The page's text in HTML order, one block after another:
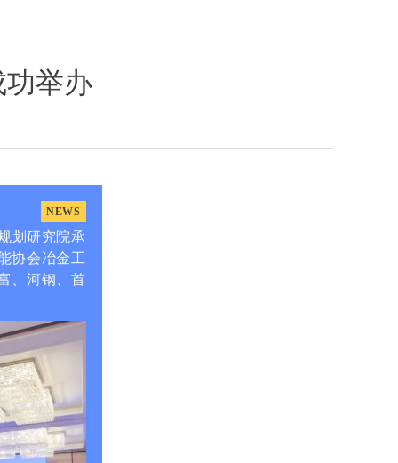
功举办
NEWS
划研究院承
协会冶金工
、河钢、首